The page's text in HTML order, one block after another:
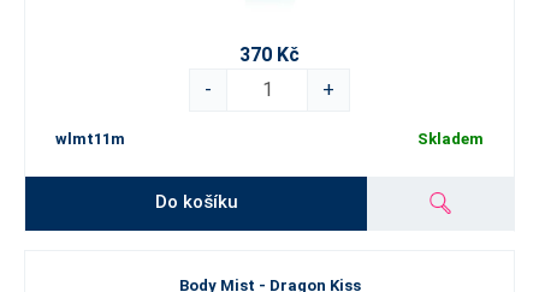
370 Kč
-
+
wlmt11m Skladem
Do košíku
Body Mist - Dragon Kiss